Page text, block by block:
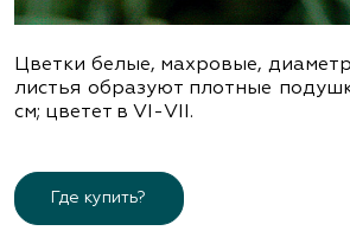
Цветки белые, махровые,
листья образуют плотные
см; цветет в VІ-VІІ.
Где купить?